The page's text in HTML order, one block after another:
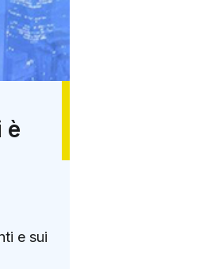
è
e sui